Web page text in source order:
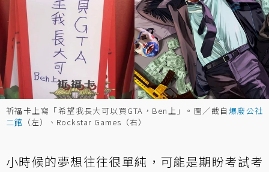
祈福卡上寫「希望我長大可以買GTA，Ben上」。圖／截自 爆廢公社
二館 （左）、Rockstar Games（右）
小時候的夢想往往很單純，可能是期盼考試考